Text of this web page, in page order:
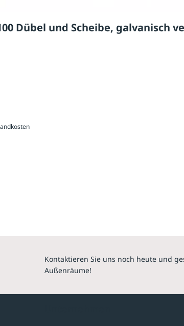
Dübel und Scheibe, galvanisch
Kontaktieren Sie uns noch heute und
Außenräume!